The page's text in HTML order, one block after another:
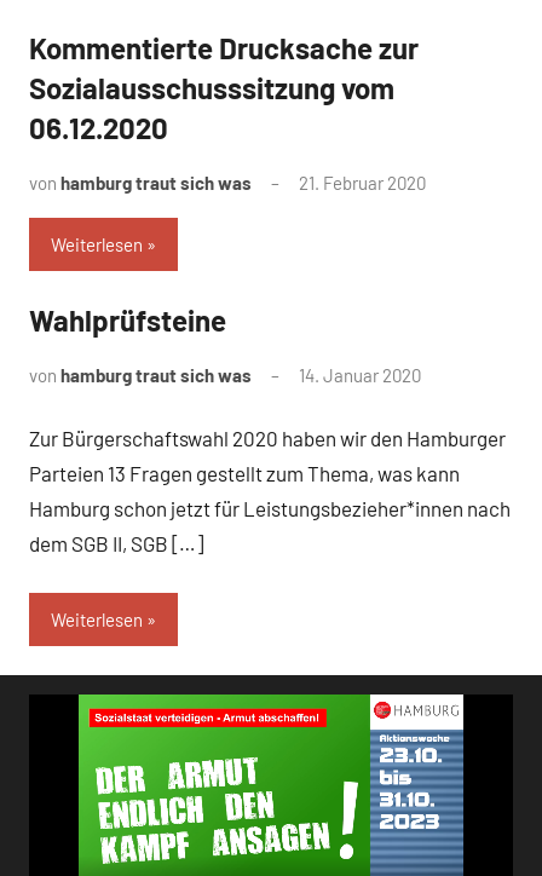
Uncategorized
Kommentierte Drucksache zur
Sozialausschusssitzung vom
06.12.2020
von hamburg traut sich was 21. Februar 2020
Weiterlesen
Uncategorized
Wahlprüfsteine
von hamburg traut sich was 14. Januar 2020
Zur Bürgerschaftswahl 2020 haben wir den Hamburger
Parteien 13 Fragen gestellt zum Thema, was kann
Hamburg schon jetzt für Leistungsbezieher*innen nach
dem SGB II, SGB […]
Weiterlesen